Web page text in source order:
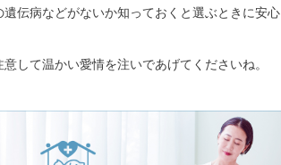
伝病などがないか知っておくと選ぶときに安心
して温かい愛情を注いであげてくださいね。